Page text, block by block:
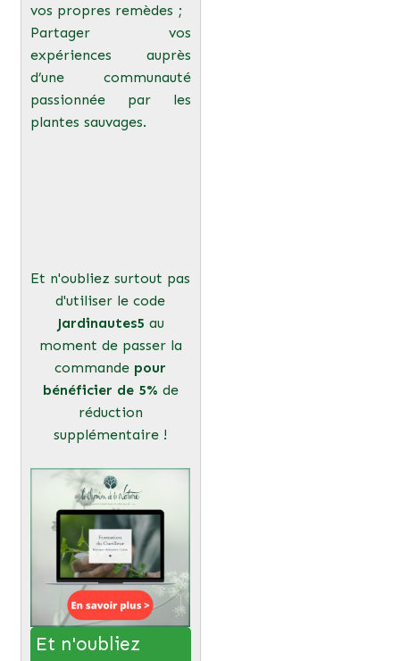
vos propres remèdes ;
Partager vos
expériences auprès
d’une communauté
passionnée par les
plantes sauvages.
Et n'oubliez surtout pas
d'utiliser le code
Jardinautes5 au
moment de passer la
commande pour
bénéficier de 5% de
réduction
supplémentaire !
Et n'oubliez